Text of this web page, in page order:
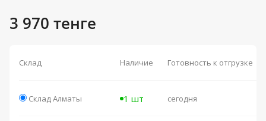
3 970 тенге
Склад Наличие Готовность к отгрузке
Склад Алматы 1 шт сегодня